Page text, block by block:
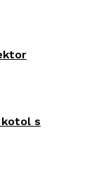
kotol s